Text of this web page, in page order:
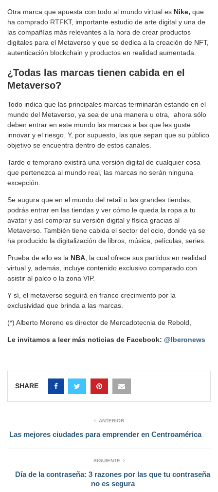
Otra marca que apuesta con todo al mundo virtual es Nike, que
ha comprado RTFKT, importante estudio de arte digital y una de
las compañías más relevantes a la hora de crear productos
digitales para el Metaverso y que se dedica a la creación de NFT,
autenticación blockchain y productos en realidad aumentada.
¿Todas las marcas tienen cabida en el
Metaverso?
Todo indica que las principales marcas terminarán estando en el
mundo del Metaverso, ya sea de una manera u otra, ahora sólo
deben entrar en este mundo las marcas a las que les guste
innovar y el riesgo. Y, por supuesto, las que sepan que su público
objetivo se encuentra dentro de estos canales.
Tarde o temprano existirá una versión digital de cualquier cosa
que pertenezca al mundo real, las marcas no serán ninguna
excepción.
Se augura que en el mundo del retail o las grandes tiendas,
podrás entrar en las tiendas y ver cómo le queda la ropa a tu
avatar y así comprar su versión digital y física gracias al
Metaverso. También tiene cabida el sector del ocio, donde ya se
ha producido la digitalización de libros, música, películas, series.
Prueba de ello es la NBA, la cual ofrece sus partidos en realidad
virtual y, además, incluye contenido exclusivo comparado con
asistir al palco o la zona VIP.
Y sí, el metaverso seguirá en franco crecimiento por la
exclusividad que brinda a las marcas.
(*) Alberto Moreno es director de Mercadotecnia de Rebold,
Le invitamos a leer más noticias de Facebook: @Iberonews
SHARE
ANTERIOR
Las mejores ciudades para emprender en Centroamérica
SIGUIENTE
Día de la contraseña: 3 razones por las que tu contraseña
no es segura